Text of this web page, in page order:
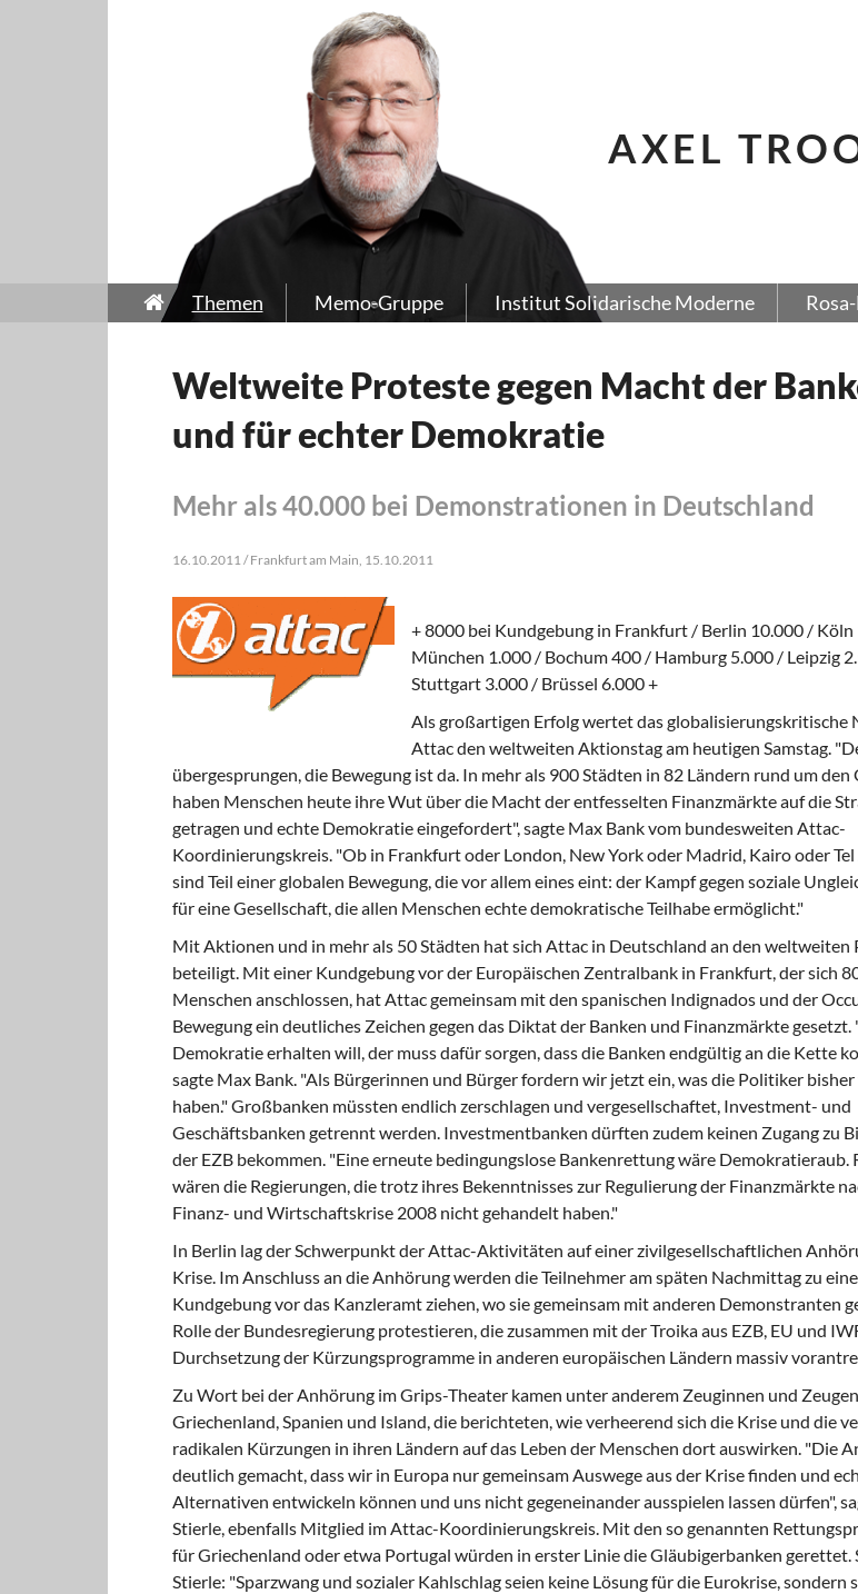
AXEL
Themen Memo-Gruppe Institut Solidarische Moderne
Weltweite Proteste gegen Macht der
und für echter Demokratie
Mehr als 40.000 bei Demonstrationen in Deutschland
16.10.2011 / Frankfurt am Main, 15.10.2011
+ 8000 bei Kundgebung in Frankfurt / Berlin 10.000 / Köln
München 1.000 / Bochum 400 / Hamburg 5.000 / Leipzig
Stuttgart 3.000 / Brüssel 6.000 +
Als großartigen Erfolg wertet das globalisierungskritische
Attac den weltweiten Aktionstag am heutigen Samstag.
übergesprungen, die Bewegung ist da. In mehr als 900 Städten in 82 Ländern rund um den
haben Menschen heute ihre Wut über die Macht der entfesselten Finanzmärkte auf die
getragen und echte Demokratie eingefordert", sagte Max Bank vom bundesweiten Attac-
Koordinierungskreis. "Ob in Frankfurt oder London, New York oder Madrid, Kairo oder
sind Teil einer globalen Bewegung, die vor allem eines eint: der Kampf gegen soziale
für eine Gesellschaft, die allen Menschen echte demokratische Teilhabe ermöglicht."
Mit Aktionen und in mehr als 50 Städten hat sich Attac in Deutschland an den weltweiten
beteiligt. Mit einer Kundgebung vor der Europäischen Zentralbank in Frankfurt, der sich
Menschen anschlossen, hat Attac gemeinsam mit den spanischen Indignados und der
Bewegung ein deutliches Zeichen gegen das Diktat der Banken und Finanzmärkte gesetzt.
Demokratie erhalten will, der muss dafür sorgen, dass die Banken endgültig an die Kette
sagte Max Bank. "Als Bürgerinnen und Bürger fordern wir jetzt ein, was die Politiker
haben." Großbanken müssten endlich zerschlagen und vergesellschaftet, Investment- und
Geschäftsbanken getrennt werden. Investmentbanken dürften zudem keinen Zugang zu
der EZB bekommen. "Eine erneute bedingungslose Bankenrettung wäre Demokratieraub.
wären die Regierungen, die trotz ihres Bekenntnisses zur Regulierung der Finanzmärkte
Finanz- und Wirtschaftskrise 2008 nicht gehandelt haben."
In Berlin lag der Schwerpunkt der Attac-Aktivitäten auf einer zivilgesellschaftlichen
Krise. Im Anschluss an die Anhörung werden die Teilnehmer am späten Nachmittag zu
Kundgebung vor das Kanzleramt ziehen, wo sie gemeinsam mit anderen Demonstranten
Rolle der Bundesregierung protestieren, die zusammen mit der Troika aus EZB, EU und
Durchsetzung der Kürzungsprogramme in anderen europäischen Ländern massiv
Zu Wort bei der Anhörung im Grips-Theater kamen unter anderem Zeuginnen und
Griechenland, Spanien und Island, die berichteten, wie verheerend sich die Krise und die
radikalen Kürzungen in ihren Ländern auf das Leben der Menschen dort auswirken. "Die
deutlich gemacht, dass wir in Europa nur gemeinsam Auswege aus der Krise finden und
Alternativen entwickeln können und uns nicht gegeneinander ausspielen lassen dürfen",
Stierle, ebenfalls Mitglied im Attac-Koordinierungskreis. Mit den so genannten
für Griechenland oder etwa Portugal würden in erster Linie die Gläubigerbanken gerettet.
Stierle: "Sparzwang und sozialer Kahlschlag seien keine Lösung für die Eurokrise, sondern
Solidarisches